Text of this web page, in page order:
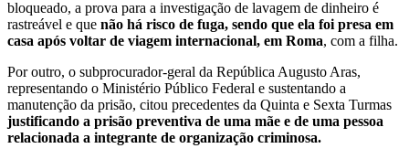
bloqueado, a prova para a investigação de lavagem de dinheiro é
rastreável e que não há risco de fuga, sendo que ela foi presa em
casa após voltar de viagem internacional, em Roma, com a filha.
Por outro, o subprocurador-geral da República Augusto Aras,
representando o Ministério Público Federal e sustentando a
manutenção da prisão, citou precedentes da Quinta e Sexta Turmas
justificando a prisão preventiva de uma mãe e de uma pessoa
relacionada a integrante de organização criminosa.